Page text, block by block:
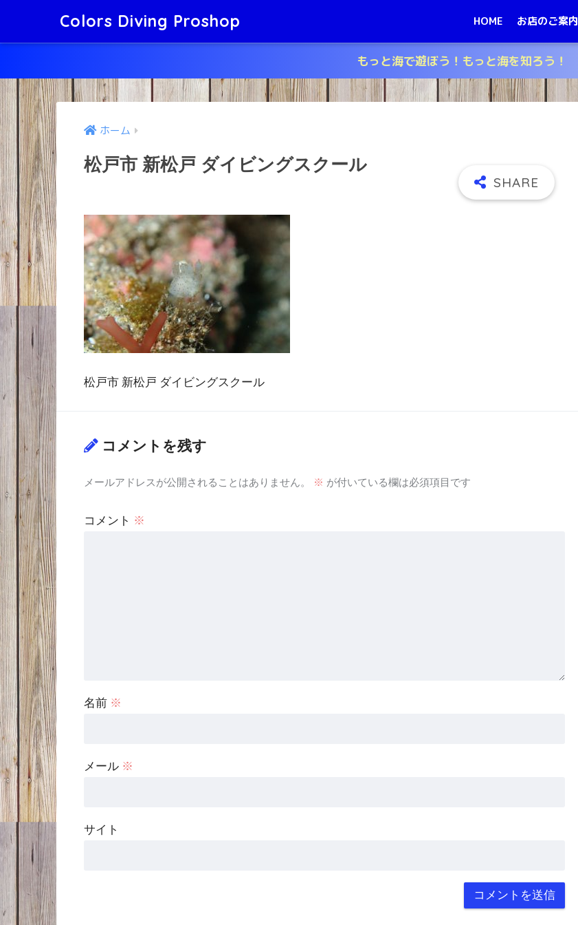
Colors Diving Proshop HOME お店のご案内
もっと海で遊ぼう！もっと海を知ろう！
ホーム
松戸市 新松戸 ダイビングスクール
松戸市 新松戸 ダイビングスクール
コメントを残す
メールアドレスが公開されることはありません。 ※ が付いている欄は必須項目です
コメント ※
名前 ※
メール ※
サイト